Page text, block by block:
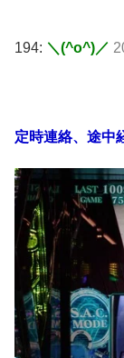
194: ＼(^o^)／
定時連絡、途中